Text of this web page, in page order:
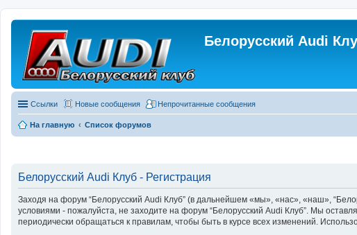
Белорусский Audi
Ссылки Новые сообщения Непрочитанные сообщения
На главную Список форумов
Белорусский Audi Клуб - Регистрация
Заходя на форум “Белорусский Audi Клуб” (в дальнейшем «мы», «нас», «наш»,
условиями - пожалуйста, не заходите на форум “Белорусский Audi Клуб”. Мы
периодически обращаться к правилам, чтобы быть в курсе всех изменений.